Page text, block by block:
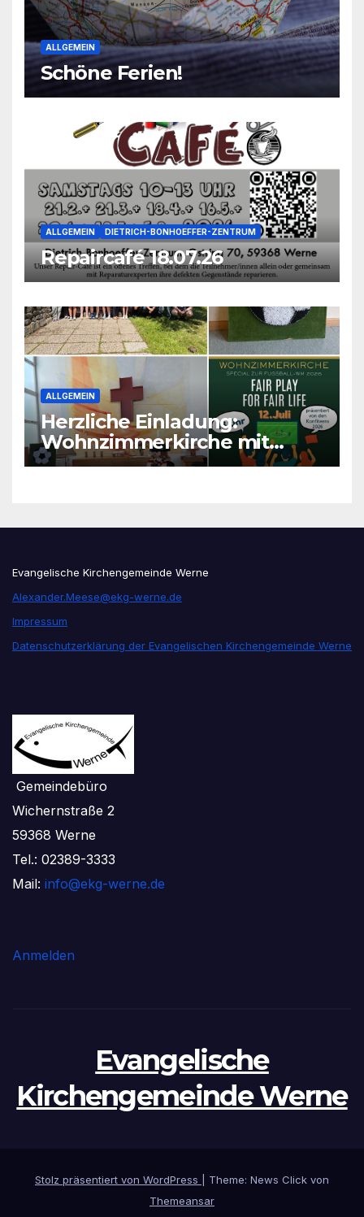
ALLGEMEIN
Schöne Ferien!
ALLGEMEIN DIETRICH-BONHOEFFER-ZENTRUM
Repaircafé 18.07.26
ALLGEMEIN
Herzliche Einladung:
Wohnzimmerkirche mit
unseren Konfis
Evangelische Kirchengemeinde Werne
Alexander.Meese@ekg-werne.de
Impressum
Datenschutzerklärung der Evangelischen Kirchengemeinde Werne
Gemeindebüro
Wichernstraße 2
59368 Werne
Tel.: 02389-3333
Mail: info@ekg-werne.de
Anmelden
Evangelische
Kirchengemeinde Werne
Stolz präsentiert von WordPress
Theme: News Click von
Themeansar